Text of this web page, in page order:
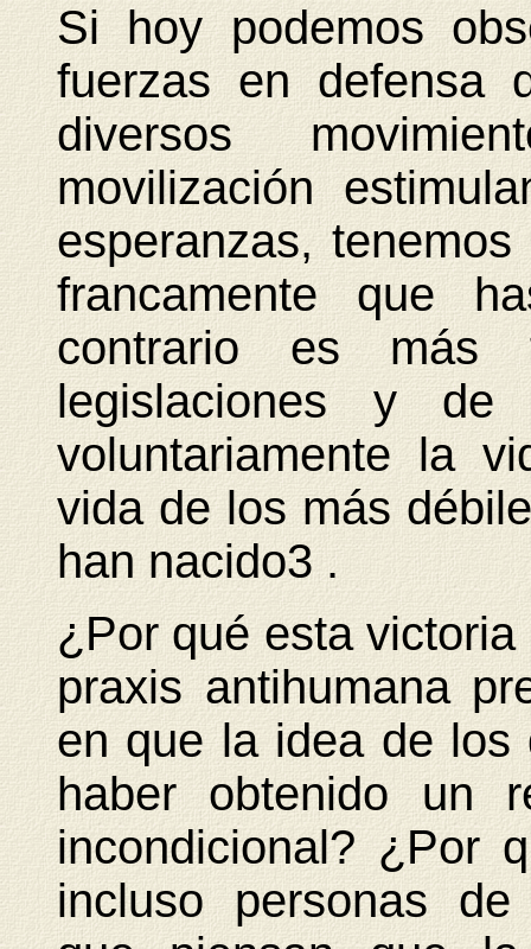
Si hoy podemos
fuerzas en defensa
diversos
movilización
esperanzas,
francamente que
contrario es más
legislaciones y de
voluntariamente la
vida de los más
han nacido3 .
¿Por qué esta
praxis antihumana
en que la idea de los
haber obtenido un
incondicional? ¿Por
incluso personas